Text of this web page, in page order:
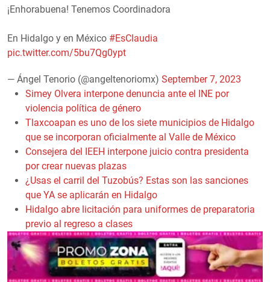
¡Enhorabuena! Tenemos Coordinadora
En Hidalgo y en México #EsClaudia
pic.twitter.com/5bu7Qg0ypt
— Ángel Tenorio (@angeltenoriomx) September 7, 2023
Simey Olvera interpone denuncia ante el INE por
violencia política de género
Tlaxcoapan es uno de los siete municipios de Hidalgo
que se incorporan oficialmente al Valle de México
Consejera del IEEH interpone juicio contra presidenta
por crear nuevas plazas
¿Usas el carril del Tuzobús? Estas son las sanciones
que YA se aplicarán en Hidalgo
Hidalgo abre licitación para uniformes de preparatoria
previo al regreso a clases